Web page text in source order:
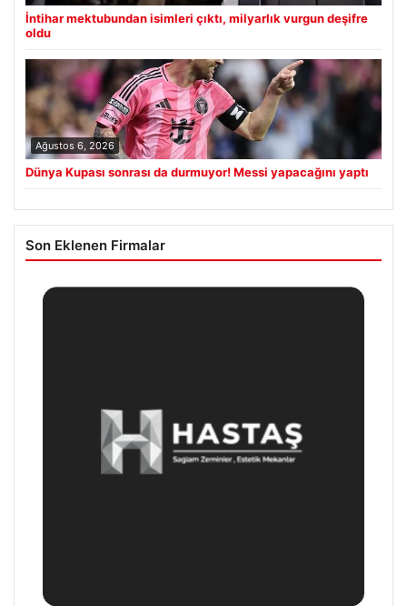
İntihar mektubundan isimleri çıktı, milyarlık vurgun deşifre
oldu
Ağustos 6, 2026
Dünya Kupası sonrası da durmuyor! Messi yapacağını yaptı
Son Eklenen Firmalar